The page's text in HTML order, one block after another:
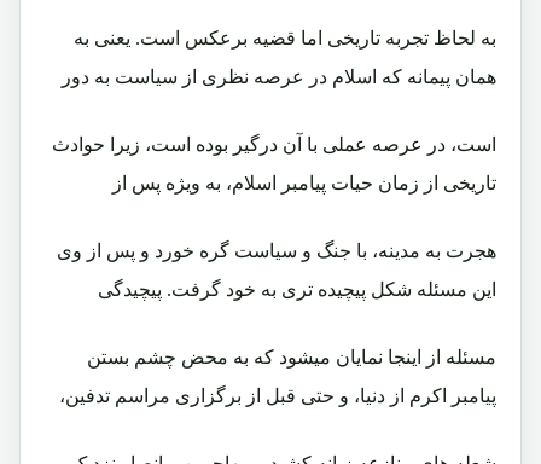
به لحاظ تجربه تاریخی اما قضیه برعکس است. یعنی به
همان پیمانه که اسلام در عرصه نظری از سیاست به دور
است، در عرصه عملی با آن درگیر بوده است، زیرا حوادث
تاریخی از زمان حیات پیامبر اسلام، به ویژه پس از
هجرت به مدینه، با جنگ و سیاست گره خورد و پس از وی
این مسئله شکل پیچیده تری به خود گرفت. پیچیدگی
مسئله از اینجا نمایان میشود که به محض چشم بستن
پیامبر اکرم از دنیا، و حتی قبل از برگزاری مراسم تدفین،